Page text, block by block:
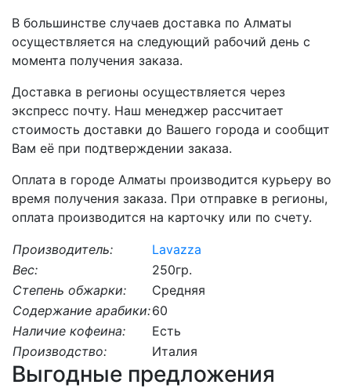
В большинстве случаев доставка по Алматы
осуществляется на следующий рабочий день с
момента получения заказа.
Доставка в регионы осуществляется через
экспресс почту. Наш менеджер рассчитает
стоимость доставки до Вашего города и сообщит
Вам её при подтверждении заказа.
Оплата в городе Алматы производится курьеру во
время получения заказа. При отправке в регионы,
оплата производится на карточку или по счету.
Производитель:
Lavazza
Вес:
250гр.
Степень обжарки:
Средняя
Содержание арабики:60
Наличие кофеина:
Есть
Производство:
Италия
Выгодные предложения